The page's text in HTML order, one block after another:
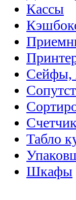
Кассы
Сейфы,
Табло
Шкафы